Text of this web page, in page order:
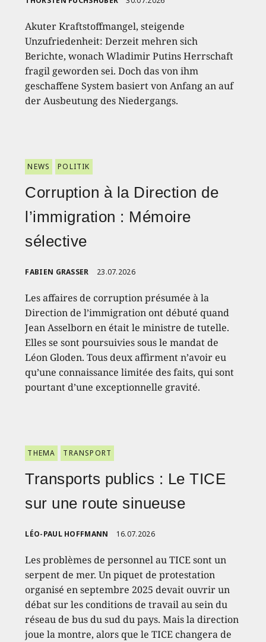
Akuter Kraftstoffmangel, steigende
Unzufriedenheit: Derzeit mehren sich
Berichte, wonach Wladimir Putins Herrschaft
fragil geworden sei. Doch das von ihm
geschaffene System basiert von Anfang an auf
der Ausbeutung des Niedergangs.
NEWS POLITIK
Corruption à la Direction de
l’immigration : Mémoire
sélective
FABIEN GRASSER 23.07.2026
Les affaires de corruption présumée à la
Direction de l’immigration ont débuté quand
Jean Asselborn en était le ministre de tutelle.
Elles se sont poursuivies sous le mandat de
Léon Gloden. Tous deux affirment n’avoir eu
qu’une connaissance limitée des faits, qui sont
pourtant d’une exceptionnelle gravité.
THEMA TRANSPORT
Transports publics : Le TICE
sur une route sinueuse
LÉO-PAUL HOFFMANN 16.07.2026
Les problèmes de personnel au TICE sont un
serpent de mer. Un piquet de protestation
organisé en septembre 2025 devait ouvrir un
débat sur les conditions de travail au sein du
réseau de bus du sud du pays. Mais la direction
joue la montre, alors que le TICE changera de